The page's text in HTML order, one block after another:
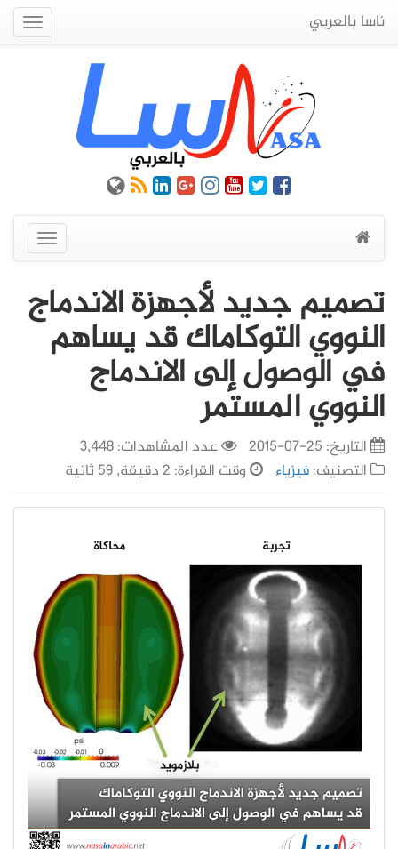
ناسا بالعربي
عرض
القائمة
تصميم جديد لأجهزة الاندماج
النووي التوكاماك قد يساهم
في الوصول إلى الاندماج
النووي المستمر
التاريخ: 25-07-2015
عدد المشاهدات: 3,448
التصنيف:فيزياء وقت القراءة: 2 دقيقة, 59 ثانية